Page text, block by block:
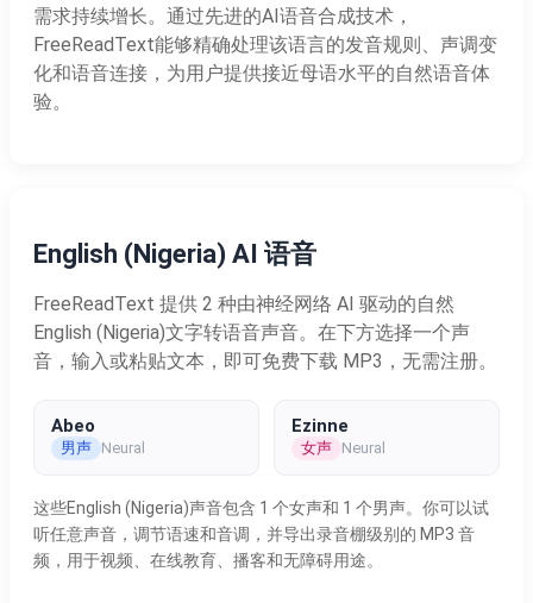
需求持续增长。通过先进的AI语音合成技术，
FreeReadText能够精确处理该语言的发音规则、声调变
化和语音连接，为用户提供接近母语水平的自然语音体
验。
English (Nigeria) AI 语音
FreeReadText 提供 2 种由神经网络 AI 驱动的自然
English (Nigeria)文字转语音声音。在下方选择一个声
音，输入或粘贴文本，即可免费下载 MP3，无需注册。
Abeo
男声 Neural
Ezinne
女声 Neural
这些English (Nigeria)声音包含 1 个女声和 1 个男声。你可以试
听任意声音，调节语速和音调，并导出录音棚级别的 MP3 音
频，用于视频、在线教育、播客和无障碍用途。